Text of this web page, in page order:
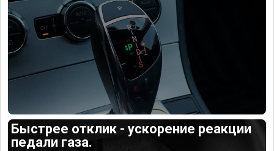
Быстрее отклик - ускорение реакции
педали газа.